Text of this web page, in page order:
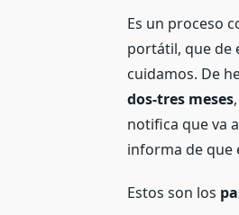
Es un proceso
portátil, que de
cuidamos. De
dos-tres meses
notifica que va
informa de que
Estos son los